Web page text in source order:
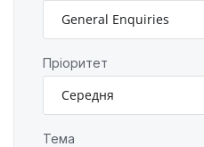
Пріоритет
Тема